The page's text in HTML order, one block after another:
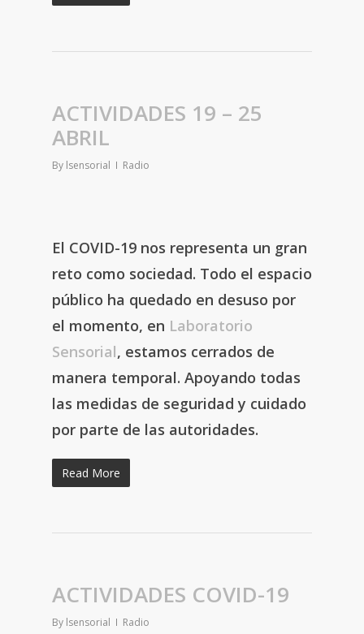
ACTIVIDADES 19 – 25
ABRIL
By lsensorial Radio
El COVID-19 nos representa un gran
reto como sociedad. Todo el espacio
público ha quedado en desuso por
el momento, en Laboratorio
Sensorial, estamos cerrados de
manera temporal. Apoyando todas
las medidas de seguridad y cuidado
por parte de las autoridades.
Read More
ACTIVIDADES COVID-19
By lsensorial Radio